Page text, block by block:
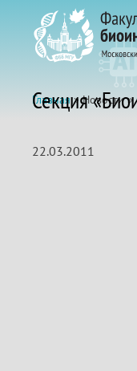
Главная» Новости »
Секция
22.03.2011